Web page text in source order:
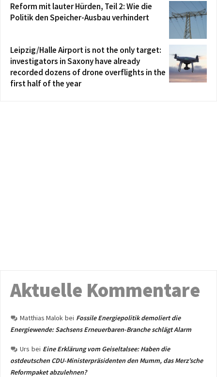
Reform mit lauter Hürden, Teil 2: Wie die
Politik den Speicher-Ausbau verhindert
Leipzig/Halle Airport is not the only target:
investigators in Saxony have already
recorded dozens of drone overflights in the
first half of the year
Aktuelle Kommentare
Matthias Malok bei Fossile Energiepolitik demoliert die
Energiewende: Sachsens Erneuerbaren-Branche schlägt Alarm
Urs bei Eine Erklärung vom Geiseltalsee: Haben die
ostdeutschen CDU-Ministerpräsidenten den Mumm, das Merz’sche
Reformpaket abzulehnen?